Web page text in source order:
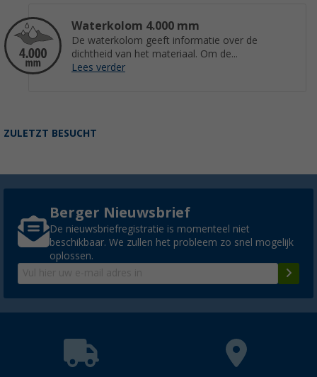
Waterkolom 4.000 mm
De waterkolom geeft informatie over de
dichtheid van het materiaal. Om de...
Lees verder
ZULETZT BESUCHT
Berger Nieuwsbrief
De nieuwsbriefregistratie is momenteel niet
beschikbaar. We zullen het probleem zo snel mogelijk
oplossen.